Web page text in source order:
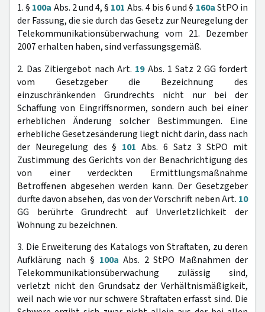
1. § 100a Abs. 2 und 4, § 101 Abs. 4 bis 6 und § 160aStPO in
der Fassung, die sie durch das Gesetz zur Neuregelung der
Telekommunikationsüberwachung vom 21. Dezember
2007 erhalten haben, sind verfassungsgemäß.
2. Das Zitiergebot nach Art. 19Abs. 1 Satz 2 GG fordert
vom Gesetzgeber die Bezeichnung des
einzuschränkenden Grundrechts nicht nur bei der
Schaffung von Eingriffsnormen, sondern auch bei einer
erheblichen Änderung solcher Bestimmungen. Eine
erhebliche Gesetzesänderung liegt nicht darin, dass nach
der Neuregelung des § 101 Abs. 6 Satz 3 StPO mit
Zustimmung des Gerichts von der Benachrichtigung des
von einer verdeckten Ermittlungsmaßnahme
Betroffenen abgesehen werden kann. Der Gesetzgeber
durfte davon absehen, das von der Vorschrift neben Art. 10
GG berührte Grundrecht auf Unverletzlichkeit der
Wohnung zu bezeichnen.
3. Die Erweiterung des Katalogs von Straftaten, zu deren
Aufklärung nach § 100a Abs. 2 StPO Maßnahmen der
Telekommunikationsüberwachung zulässig sind,
verletzt nicht den Grundsatz der Verhältnismäßigkeit,
weil nach wie vor nur schwere Straftaten erfasst sind. Die